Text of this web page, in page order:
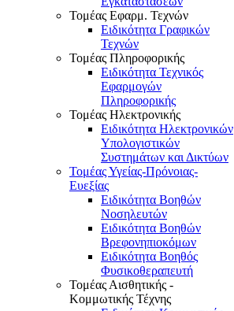
Τομέας Εφαρμ. Τεχνών
Ειδικότητα Γραφικών
Τεχνών
Τομέας Πληροφορικής
Ειδικότητα Τεχνικός
Εφαρμογών
Πληροφορικής
Τομέας Ηλεκτρονικής
Ειδικότητα Ηλεκτρονικών
Υπολογιστικών
Συστημάτων και Δικτύων
Τομέας Υγείας-Πρόνοιας-
Ευεξίας
Ειδικότητα Βοηθών
Νοσηλευτών
Ειδικότητα Βοηθών
Βρεφονηπιοκόμων
Ειδικότητα Βοηθός
Φυσικοθεραπευτή
Τομέας Αισθητικής -
Κομμωτικής Τέχνης